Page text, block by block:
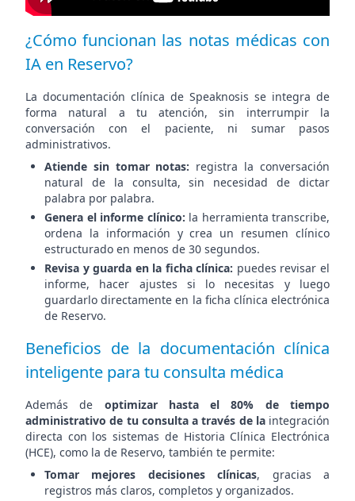
¿Cómo funcionan las notas médicas con
IA en Reservo?
La documentación clínica de Speaknosis se integra de
forma natural a tu atención, sin interrumpir la
conversación con el paciente, ni sumar pasos
administrativos.
Atiende sin tomar notas: registra la conversación
natural de la consulta, sin necesidad de dictar
palabra por palabra.
Genera el informe clínico: la herramienta transcribe,
ordena la información y crea un resumen clínico
estructurado en menos de 30 segundos.
Revisa y guarda en la ficha clínica: puedes revisar el
informe, hacer ajustes si lo necesitas y luego
guardarlo directamente en la ficha clínica electrónica
de Reservo.
Beneficios de la documentación clínica
inteligente para tu consulta médica
Además de optimizar hasta el 80% de tiempo
administrativo de tu consulta a través de laintegración
directa con los sistemas de Historia Clínica Electrónica
(HCE), como la de Reservo, también te permite:
Tomar mejores decisiones clínicas, gracias a
registros más claros, completos y organizados.